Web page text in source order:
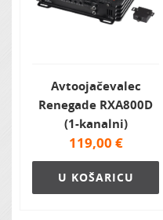
Avtoojačevalec
Renegade RXA800D
(1-kanalni)
119,00 €
U KOŠARICU